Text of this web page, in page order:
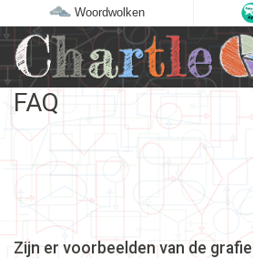
Woordwolken
FAQ
Zijn er voorbeelden van de